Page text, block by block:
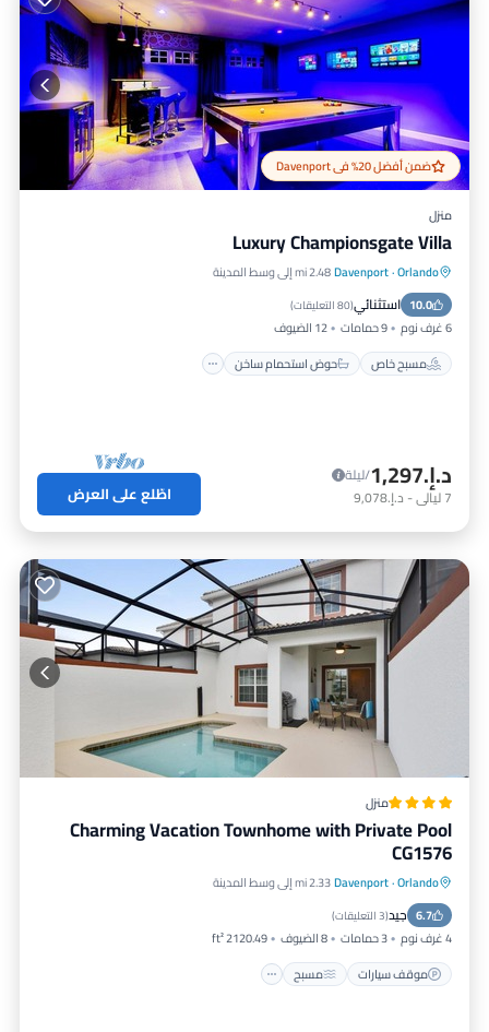
ضمن أفضل 20% في Davenport
منزل
Luxury Championsgate Villa
Orlando
·
Davenport2.48 mi إلى وسط المدينة
10.0 استثنائي(80 التعليقات )
6 غرف نوم 9 حمامات
12 الضيوف
مسبح خاص
حوض استحمام ساخن
مسبح خاص
حوض استحمام ساخن
موقف سيارات
د.إ.‏1,297
/ليلة
7ليالي- د.إ.‏9,078 اطّلع على العرض
منزل
Charming Vacation Townhome with Private Pool
CG1576
Orlando
·
Davenport2.33 mi إلى وسط المدينة
6.7 جيد(3 التعليقات )
4 غرف نوم 3 حمامات 8 الضيوف
2120.49 ft²
موقف سيارات
مسبح
موقف سيارات مسبح
إنترنت